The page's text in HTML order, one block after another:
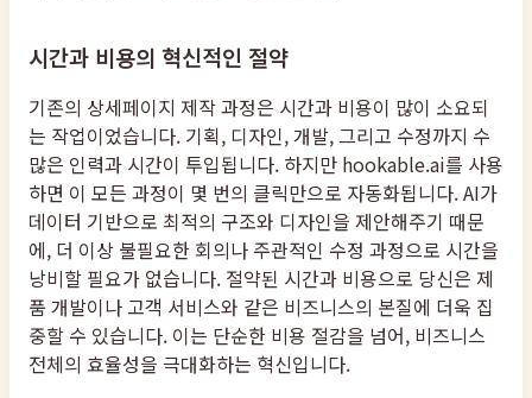
시간과 비용의 혁신적인 절약
기존의 상세페이지 제작 과정은 시간과 비용이 많이 소요되
는 작업이었습니다. 기획, 디자인, 개발, 그리고 수정까지 수
많은 인력과 시간이 투입됩니다. 하지만 hookable.ai를 사용
하면 이 모든 과정이 몇 번의 클릭만으로 자동화됩니다. AI가
데이터 기반으로 최적의 구조와 디자인을 제안해주기 때문
에, 더 이상 불필요한 회의나 주관적인 수정 과정으로 시간을
낭비할 필요가 없습니다. 절약된 시간과 비용으로 당신은 제
품 개발이나 고객 서비스와 같은 비즈니스의 본질에 더욱 집
중할 수 있습니다. 이는 단순한 비용 절감을 넘어, 비즈니스
전체의 효율성을 극대화하는 혁신입니다.